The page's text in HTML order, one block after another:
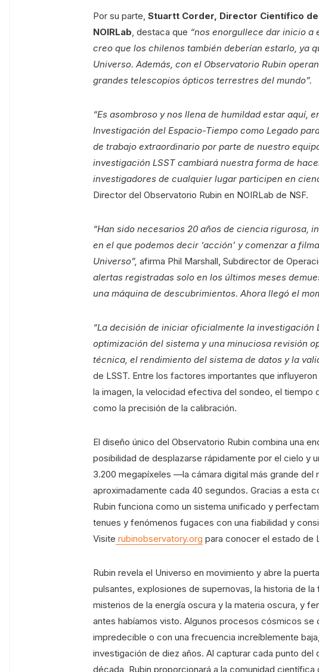
Por su parte, Stuartt Corder, Director Científico
NOIRLab, destaca que “nos enorgullece dar inicio
creo que los chilenos también deberían estarlo, ya
Universo. Además, con el Observatorio Rubin
grandes telescopios ópticos terrestres del mundo”.
“Es asombroso y nos llena de humildad estar aquí,
Investigación del Espacio-Tiempo como Legado
de trabajo extraordinario por parte de nuestro
investigación LSST cambiará nuestra forma de
investigadores de cualquier lugar participen en
Director del Observatorio Rubin en NOIRLab de NSF.
“Han sido necesarios 20 años de ciencia rigurosa,
en el que podemos decir ‘acción’ y comenzar a
Universo”, afirma Phil Marshall, Subdirector de
alertas registradas solo en los últimos meses
una máquina de descubrimientos. Ahora llegó el
“La decisión de iniciar oficialmente la investigación
optimización del sistema y una minuciosa revisión
técnica, el rendimiento del sistema de datos y la
de LSST. Entre los factores importantes que
la imagen, la velocidad efectiva del sondeo, el tiempo
como la precisión de la calibración.
El diseño único del Observatorio Rubin combina una
posibilidad de desplazarse rápidamente por el cielo y
3.200 megapíxeles —la cámara digital más grande
aproximadamente cada 40 segundos. Gracias a esta
Rubin funciona como un sistema unificado y
tenues y fenómenos fugaces con una fiabilidad y
Visite rubinobservatory.org para conocer el estado de
Rubin revela el Universo en movimiento y abre la
pulsantes, explosiones de supernovas, la historia de
misterios de la energía oscura y la materia oscura, y
antes habíamos visto. Algunos procesos cósmicos se
impredecible o con una frecuencia increíblemente
investigación de diez años. Al capturar cada punto del
década, Rubin proporcionará a la comunidad